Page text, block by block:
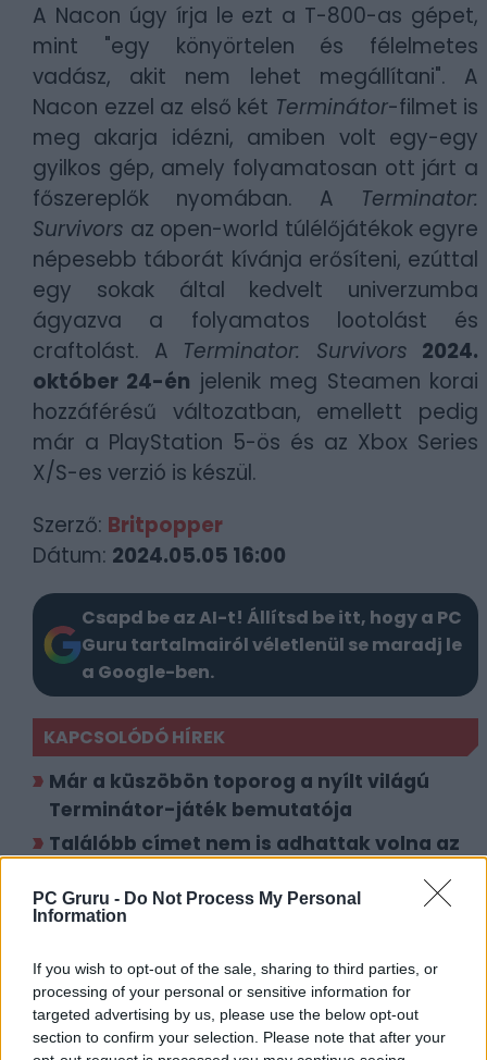
PC Gruru - Do Not Process My Personal
Information
If you wish to opt-out of the sale, sharing to third parties, or
processing of your personal or sensitive information for
targeted advertising by us, please use the below opt-out
section to confirm your selection. Please note that after your
A Nacon úgy írja le ezt a T-800-as gépet,
mint "egy könyörtelen és félelmetes
vadász, akit nem lehet megállítani". A
Nacon ezzel az első két Terminátor-filmet is
meg akarja idézni, amiben volt egy-egy
gyilkos gép, amely folyamatosan ott járt a
főszereplők nyomában. A Terminator:
Survivors az open-world túlélőjátékok egyre
népesebb táborát kívánja erősíteni, ezúttal
egy sokak által kedvelt univerzumba
ágyazva a folyamatos lootolást és
craftolást. A Terminator: Survivors 2024.
október 24-én jelenik meg Steamen korai
hozzáférésű változatban, emellett pedig
már a PlayStation 5-ös és az Xbox Series
X/S-es verzió is készül.
Szerző: Britpopper
Dátum: 2024.05.05 16:00
Csapd be az AI-t! Állítsd be itt, hogy a PC
Guru tartalmairól véletlenül se maradj le
a Google-ben.
KAPCSOLÓDÓ HÍREK
Már a küszöbön toporog a nyílt világú
Terminátor-játék bemutatója
Találóbb címet nem is adhattak volna az
LEGFRISSEBB VIDEÓNK